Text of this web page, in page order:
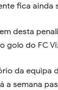
fica ainda
desta
golo do FC
da equipa
a semana